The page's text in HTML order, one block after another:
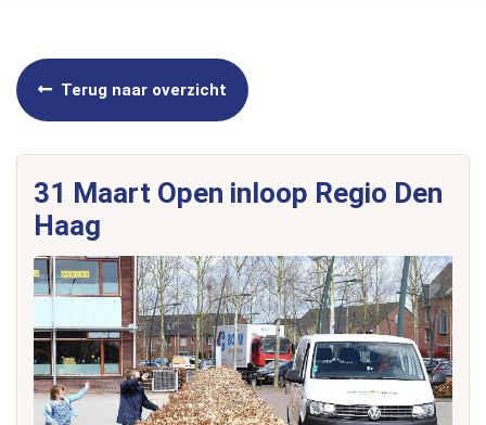
Terug naar overzicht
31 Maart Open inloop Regio Den
Haag